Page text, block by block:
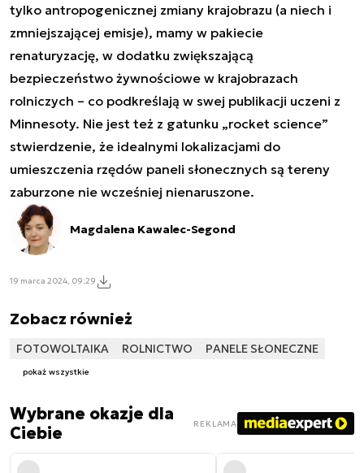
tylko antropogenicznej zmiany krajobrazu (a niech i
zmniejszającej emisje), mamy w pakiecie
renaturyzację, w dodatku zwiększającą
bezpieczeństwo żywnościowe w krajobrazach
rolniczych – co podkreślają w swej publikacji uczeni z
Minnesoty. Nie jest też z gatunku „rocket science”
stwierdzenie, że idealnymi lokalizacjami do
umieszczenia rzędów paneli słonecznych są tereny
zaburzone nie wcześniej nienaruszone.
Magdalena Kawalec-Segond
19 marca 2024, 09:29
Zobacz również
FOTOWOLTAIKA ROLNICTWO PANELE SŁONECZNE
pokaż wszystkie
Wybrane okazje dla
Ciebie
REKLAMA